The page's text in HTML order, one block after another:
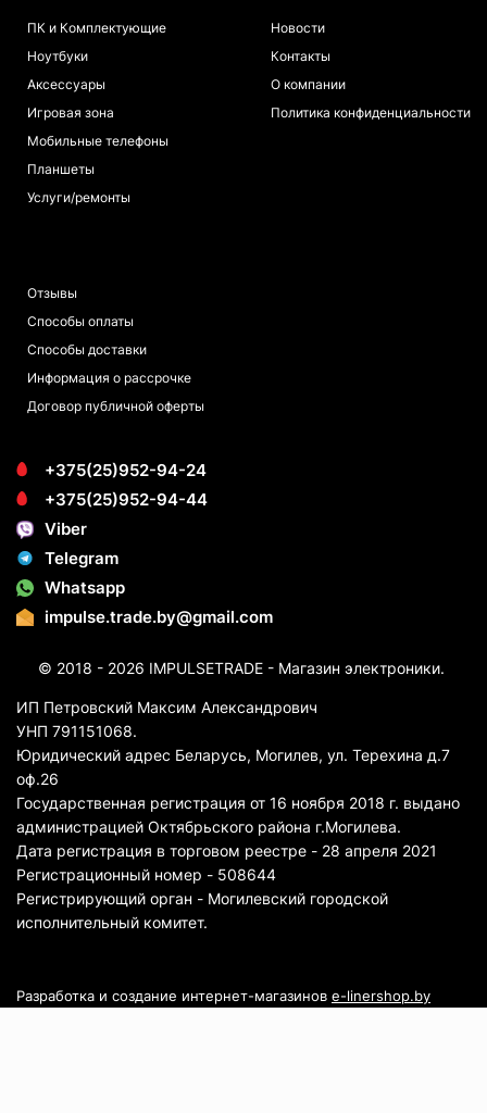
ПК и Комплектующие
Ноутбуки
Аксессуары
Игровая зона
Мобильные телефоны
Планшеты
Услуги/ремонты
Новости
Контакты
О компании
Политика конфиденциальности
Отзывы
Способы оплаты
Способы доставки
Информация о рассрочке
Договор публичной оферты
+375(25)952-94-24
+375(25)952-94-44
Viber
Telegram
Whatsapp
impulse.trade.by@gmail.com
© 2018 - 2026 IMPULSETRADE - Магазин электроники.
ИП Петровский Максим Александрович
УНП 791151068.
Юридический адрес Беларусь, Могилев, ул. Терехина д.7
оф.26
Государственная регистрация от 16 ноября 2018 г. выдано
администрацией Октябрьского района г.Могилева.
Дата регистрация в торговом реестре - 28 апреля 2021
Регистрационный номер - 508644
Регистрирующий орган - Могилевский городской
исполнительный комитет.
Разработка и создание интернет-магазинов e-linershop.by